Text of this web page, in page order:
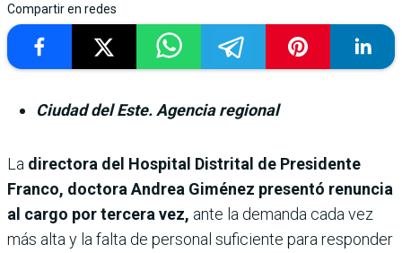
Compartir en redes
Ciudad del Este. Agencia regional
La directora del Hospital Distrital de Presidente
Franco, doctora Andrea Giménez presentó renuncia
al cargo por tercera vez, ante la demanda cada vez
más alta y la falta de personal suficiente para responder